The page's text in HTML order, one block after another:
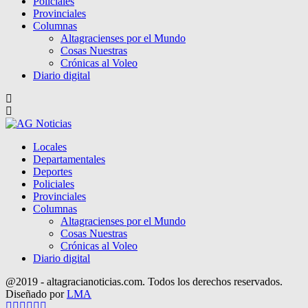
Provinciales
Columnas
Altagracienses por el Mundo
Cosas Nuestras
Crónicas al Voleo
Diario digital
Locales
Departamentales
Deportes
Policiales
Provinciales
Columnas
Altagracienses por el Mundo
Cosas Nuestras
Crónicas al Voleo
Diario digital
@2019 - altagracianoticias.com. Todos los derechos reservados.
Diseñado porLMA
Facebook
Twitter
Instagram
Pinterest
Google